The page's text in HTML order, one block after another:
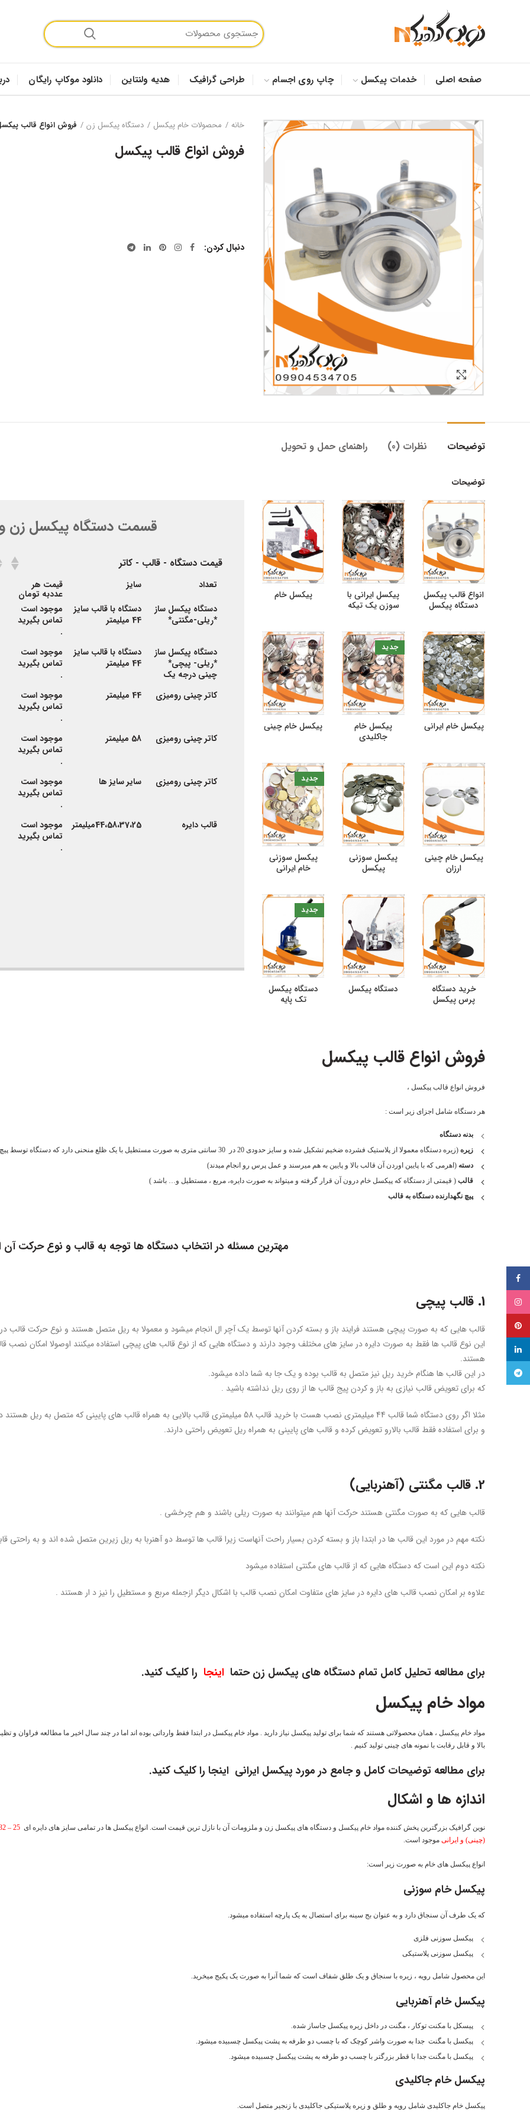
صفحه اصلی خدمات پیکسل چاپ روی اجسام طراحی گرافیک هدیه ولنتاین دانلود موکاپ رایگان
خانه محصولات خام پیکسل دستگاه پیکسل زن فروش انواع قالب
فروش انواع قالب پیکسل
دنبال کردن
توضیحات نظرات (0) راهنمای حمل و تحویل
توضیحات
قسمت دستگاه پیکسل زن
قیمت دستگاه - قالب - کاتر
قیمت دستگاه - قالب - کاتر
تعداد سایز قیمت هر
عددبه تومان
دستگاه پیکسل ساز
*ریلی-مگنتی*
دستگاه با قالب سایز
44 میلیمتر
موجود است
تماس بگیرید
.
دستگاه پیکسل ساز
*ریلی- پیچی*
چینی درجه یک
دستگاه با قالب سایز
44 میلیمتر
موجود است
تماس بگیرید
.
کاتر چینی رومیزی
44 میلیمتر
موجود است
تماس بگیرید
.
کاتر چینی رومیزی
58 میلیمتر
موجود است
تماس بگیرید
.
کاتر چینی رومیزی
سایر سایز ها
موجود است
تماس بگیرید
.
قالب دایره
44،58،37،25میلیمتر
موجود است
تماس بگیرید
.
انواع قالب پیکسل
دستگاه پیکسل
پیکسل ایرانی با
سوزن یک تیکه
پیکسل خام
پیکسل خام ایرانی
جدید
پیکسل خام
جاکلیدی
پیکسل خام چینی
پیکسل خام چینی
ارزان
پیکسل سوزنی
پیکسل
جدید
پیکسل سوزنی
خام ایرانی
خرید دستگاه
پرس پیکسل
دستگاه پیکسل
جدید
دستگاه پیکسل
تک پایه
فروش انواع قالب پیکسل
فروش انواع قالب پیکسل ،
هر دستگاه شامل اجزای زیر است :
بدنه دستگاه
زیره (زیره دستگاه معمولا از پلاستیک فشرده ضخیم تشکیل شده و سایز حدودی 20 در 30 سانتی متری به صورت مستطیل با یک ظلع منحنی دارد که دستگاه توسط پیچ روی زیر سفت میشود.)
دسته (اهرمی که با پایین اوردن آن قالب بالا و پایین به هم میرسند و عمل پرس رو انجام میدند)
قالب ( قیمتی از دستگاه که پیکسل خام درون آن قرار گرفته و میتواند به صورت دایره، مربع ، مستطیل و… باشد )
پیچ نگهدارنده دستگاه به قالب
مهترین مسئله در انتخاب دستگاه ها توجه به قالب و نوع حرکت
1. قالب پیچی
قالب هایی که به صورت پیچی هستند فرایند باز و بسته کردن آنها توسط یک آچر ال انجام میشود و معمولا به ریل متصل هستند و نوع حرکت
این نوع قالب ها فقط به صورت دایره در سایز های مختلف وجود دارند و دستگاه هایی که از نوع قالب های پیچی استفاده میکنند اوصولا امکان نصب
هستند.
در این قالب ها هنگام خرید ریل نیز متصل به قالب بوده و یک جا به شما داده میشود.
که برای تعویض قالب نیازی به باز و کردن پیج قالب ها از روی ریل نداشته باشید .
مثلا اگر روی دستگاه شما قالب 44 میلیمتری نصب هست با خرید قالب 58 میلیمتری قالب بالایی به همراه قالب های پایینی که متصل به ریل هستند داده میشود.
و برای استفاده فقط قالب بالارو تعویض کرده و قالب های پایینی به همراه ریل تعویض راحتی دارند.
2. قالب مگنتی (آهنربایی)
قالب هایی که به صورت مگنتی هستند حرکت آنها هم میتوانند به صورت ریلی باشند و هم چرخشی .
نکته مهم در مورد این قالب ها در ابتدا باز و بسته کردن بسیار راحت آنهاست زیرا قالب ها توسط دو آهنربا به ریل زیرین متصل شده اند و به راحتی
نکته دوم این است که دستگاه هایی که از قالب های مگنتی استفاده میشود
علاوه بر امکان نصب قالب های دایره در سایز های متفاوت امکان نصب قالب با اشکال دیگر ازجمله مربع و مستطیل را نیز د ار هستند .
برای مطالعه تحلیل کامل تمام دستگاه های پیکسل زن حتما اینجا را کلیک کنید.
مواد خام پیکسل
مواد خام پیکسل ، همان محصولاتی هستند که شما برای تولید پیکسل نیاز دارید . مواد خام پیکسل در ابتدا فقط وارداتی بوده اند اما در چند سال اخیر ما مطالعه فراوان و
بالا و قابل رقابت با نمونه های چینی تولید کنیم .
برای مطالعه توضیحات کامل و جامع در مورد پیکسل ایرانی اینجا را کلیک کنید.
اندازه ها و اشکال
نوین گرافیک بزرگترین پخش کننده مواد خام پیکسل و دستگاه های پیکسل زن و ملزومات آن با نازل ترین قیمت است. انواع پیکسل ها در تمامی سایز های دایره ای 25 – 32 – 37 – 44 – 50 – 58 – 70
(چینی) و ایرانی موجود است.
انواع پیکسل های خام به صورت زیر است:
پیکسل خام سوزنی
که یک طرف آن سنجاق دارد و به عنوان بج سینه برای استصال به یک پارچه استفاده میشود.
پیکسل سوزنی فلزی
پیکسل سوزنی پلاستیکی
این محصول شامل رویه ، زیره با سنجاق و یک طلق شفاف است که شما آنرا به صورت یک پکیج میخرید.
پیکسل خام آهنربایی
پیسکل با مکنت توکار ، مگنت در داخل زیره پیکسل جاساز شده.
پیکسل با مگنت جدا به صورت واشر کوچک که با چسب دو طرفه به پشت پیکسل چسبیده میشود.
پیکسل با مگنت جدا با قطر بزرگتر با چسب دو طرفه به پشت پیکسل چسبیده میشود.
پیکسل خام جاکلیدی
پیکسل خام جاکلیدی شامل رویه و طلق و زیره پلاستیکی جاکلیدی با زنجیر متصل است.
فیسبوک
اینستاگرام
پینترست
لینکدین
تلگرام